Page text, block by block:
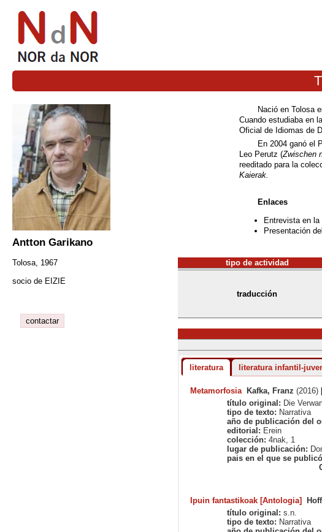
Antton Garikano
Tolosa, 1967
socio de EIZIE
contactar
Nació en Tolosa
Cuando estudiaba en
Oficial de Idiomas de
En 2004 ganó el
Leo Perutz (Zwischen
reeditado para la
Kaierak.
Enlaces
Entrevista en la
Presentación
tipo de actividad
traducción
literatura literatura infantil-
Metamorfosia Kafka, Franz (2016)
título original: Die
tipo de texto: Narrativa
año de publicación del
editorial: Erein
colección: 4nak, 1
lugar de publicación:
pais en el que se
Ipuin fantastikoak [Antologia]
título original: s.n.
tipo de texto: Narrativa